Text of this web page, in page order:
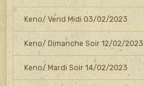
Keno/ Vend Midi 03/02/2023
Keno/ Dimanche Soir 12/02/2023
Keno/ Mardi Soir 14/02/2023